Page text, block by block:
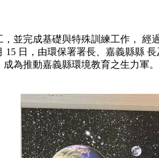
並完成基礎與特殊訓練工作， 經
15 日，由環保署署長、嘉義縣縣
為推動嘉義縣環境教育之生力軍